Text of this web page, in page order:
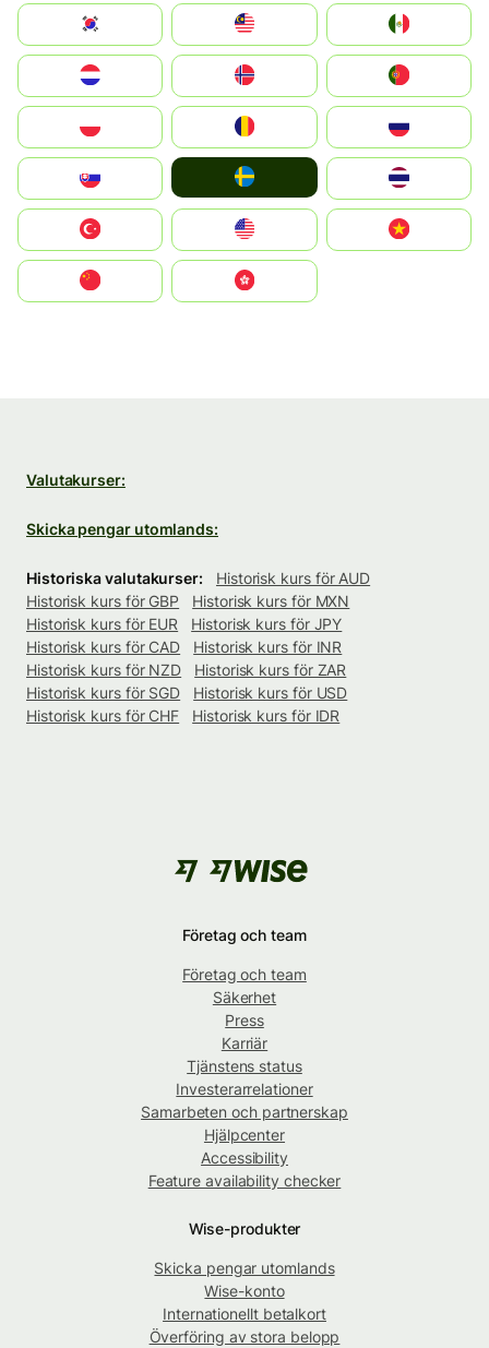
South Korea
United States
中國香港特別行政區
Valutakurser:
Skicka pengar utomlands:
Historiska valutakurser:
Historisk kurs för AUD
Historisk kurs för GBP
Historisk kurs för MXN
Historisk kurs för EUR
Historisk kurs för JPY
Historisk kurs för CAD
Historisk kurs för INR
Historisk kurs för NZD
Historisk kurs för ZAR
Historisk kurs för SGD
Historisk kurs för USD
Historisk kurs för CHF
Historisk kurs för IDR
Företag och team
Företag och team
Säkerhet
Press
Karriär
Tjänstens status
Investerarrelationer
Samarbeten och partnerskap
Hjälpcenter
Accessibility
Feature availability checker
Wise-produkter
Skicka pengar utomlands
Wise-konto
Internationellt betalkort
Överföring av stora belopp